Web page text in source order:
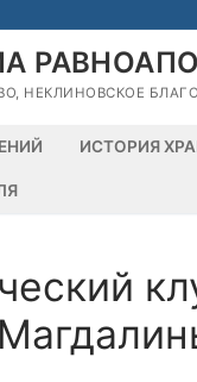
НЕКЛИНОВСКОЕ
ИСТОРИЯ